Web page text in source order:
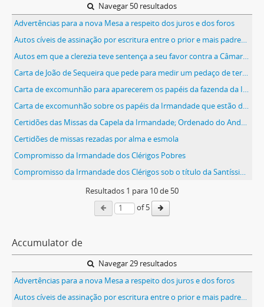
Navegar 50 resultados
Advertências para a nova Mesa a respeito dos juros e dos foros
Autos cíveis de assinação por escritura entre o prior e mais padres da irmandade dos clérigos pobres e António Pinheiro do Casal do Calvo
Autos em que a clerezia teve sentença a seu favor contra a Câmara em relação ao marchante
Carta de João de Sequeira que pede para medir um pedaço de terra no reguengo de Torres Vedras, para saber se paga demasiado de foro à Irmandade
Carta de excomunhão para aparecerem os papéis da fazenda da Irmandade
Carta de excomunhão sobre os papéis da Irmandade que estão dispersos
Certidões das Missas da Capela da Irmandade; Ordenado do Andador, do Tesoureiro e do Procurador
Certidões de missas rezadas por alma e esmola
Compromisso da Irmandade dos Clérigos Pobres
Compromisso da Irmandade dos Clérigos sob o título da Santíssima Trindade
Resultados 1 para 10de 50
of 5
Accumulator de
Navegar 29 resultados
Advertências para a nova Mesa a respeito dos juros e dos foros
Autos cíveis de assinação por escritura entre o prior e mais padres da irmandade dos clérigos pobres e António Pinheiro do Casal do Calvo